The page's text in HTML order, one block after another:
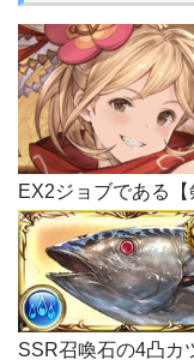
EX2ジョブである【
SSR召喚石の4凸カ